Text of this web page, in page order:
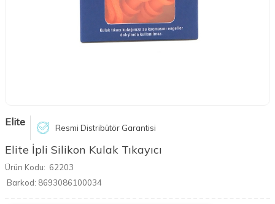
Elite Resmi Distribütör Garantisi
Elite İpli Silikon Kulak Tıkayıcı
Ürün Kodu: 62203
Barkod: 8693086100034